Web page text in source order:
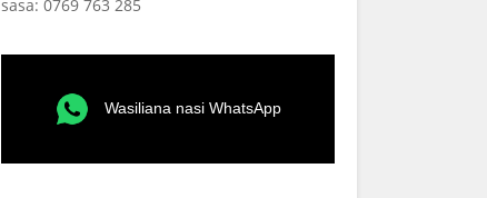
sasa: 0769 763 285
Wasiliana nasi WhatsApp